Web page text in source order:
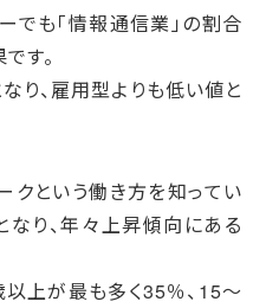
でも「情報通信業」の割合
す。
り、雇用型よりも低い値と
クという働き方を知ってい
なり、年々上昇傾向にある
上が最も多く35％、15～